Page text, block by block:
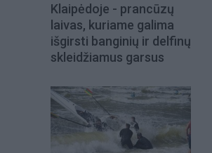
Klaipėdoje - prancūzų
laivas, kuriame galima
išgirsti banginių ir delfinų
skleidžiamus garsus